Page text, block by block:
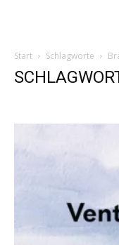
Start Schlagworte